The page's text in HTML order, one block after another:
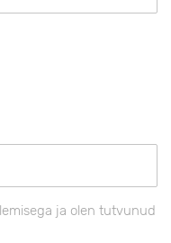
ja olen tutvunud